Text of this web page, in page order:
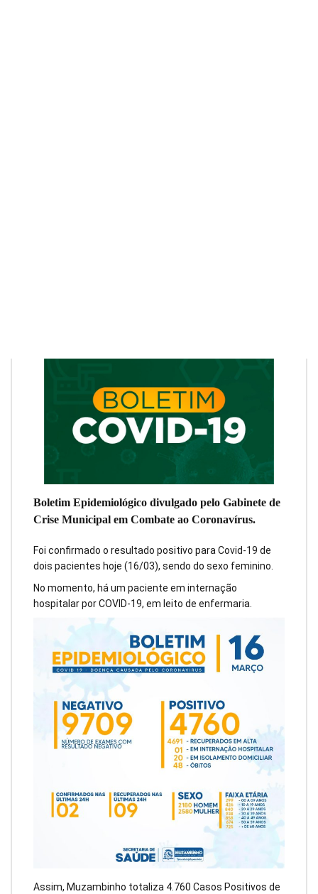
Boletim Epidemiológico divulgado pelo Gabinete de
Crise Municipal em Combate ao Coronavírus.
Foi confirmado o resultado positivo para Covid-19 de
dois pacientes hoje (16/03), sendo do sexo feminino.
No momento, há um paciente em internação
hospitalar por COVID-19, em leito de enfermaria.
Assim, Muzambinho totaliza 4.760 Casos Positivos de